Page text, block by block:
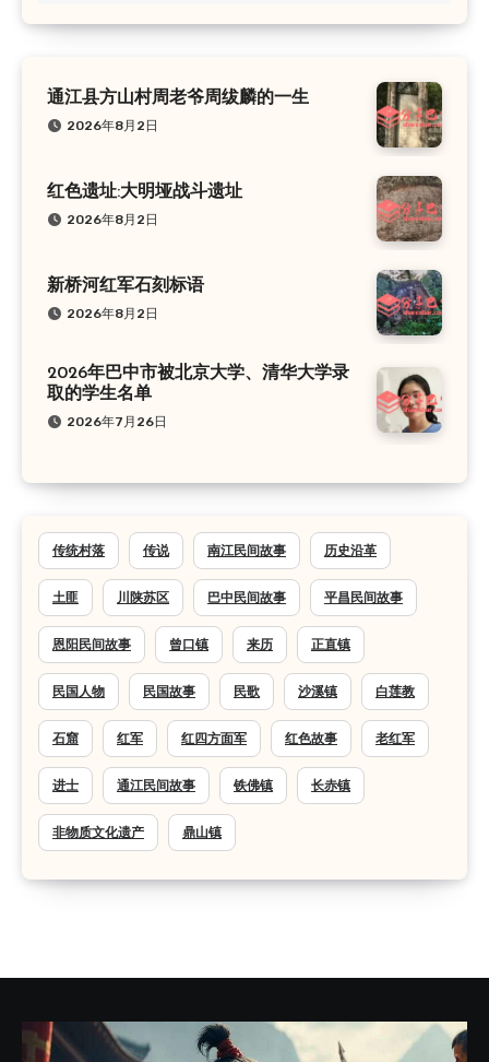
通江县方山村周老爷周绂麟的一生
2026年8月2日
红色遗址:大明垭战斗遗址
2026年8月2日
新桥河红军石刻标语
2026年8月2日
2026年巴中市被北京大学、清华大学录
取的学生名单
2026年7月26日
传统村落 传说 南江民间故事 历史沿革
土匪 川陕苏区 巴中民间故事 平昌民间故事
恩阳民间故事 曾口镇 来历 正直镇
民国人物 民国故事 民歌 沙溪镇 白莲教
石窟 红军 红四方面军 红色故事 老红军
进士 通江民间故事 铁佛镇 长赤镇
非物质文化遗产 鼎山镇